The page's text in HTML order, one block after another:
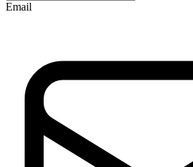
Email